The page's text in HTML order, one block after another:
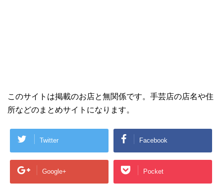
このサイトは掲載のお店と無関係です。手芸店の店名や住
所などのまとめサイトになります。
Twitter Facebook
Google+ Pocket